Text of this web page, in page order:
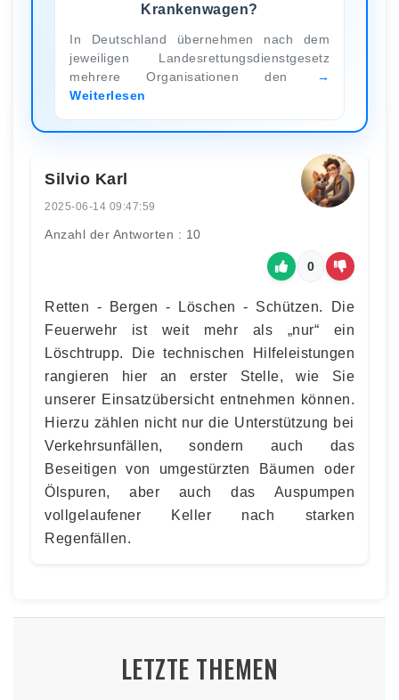
Krankenwagen?
In Deutschland übernehmen nach dem
jeweiligen Landesrettungsdienstgesetz
mehrere Organisationen den
Weiterlesen
Silvio Karl
2025-06-14 09:47:59
Anzahl der Antworten : 10
0
Retten - Bergen - Löschen - Schützen. Die
Feuerwehr ist weit mehr als „nur“ ein
Löschtrupp. Die technischen Hilfeleistungen
rangieren hier an erster Stelle, wie Sie
unserer Einsatzübersicht entnehmen können.
Hierzu zählen nicht nur die Unterstützung bei
Verkehrsunfällen, sondern auch das
Beseitigen von umgestürzten Bäumen oder
Ölspuren, aber auch das Auspumpen
vollgelaufener Keller nach starken
Regenfällen.
LETZTE THEMEN